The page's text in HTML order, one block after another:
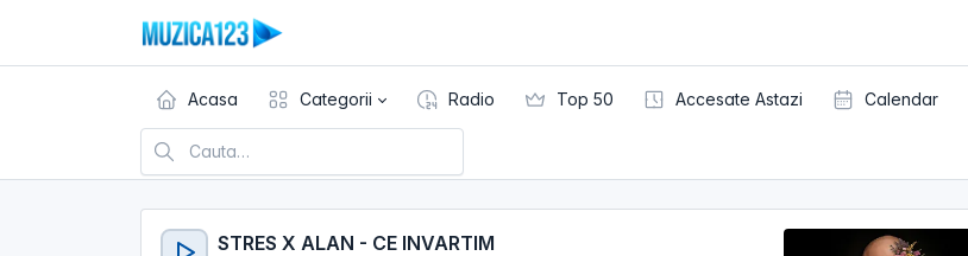
Acasa Categorii Radio Top 50 Accesate Astazi Calendar
STRES X ALAN - CE INVARTIM